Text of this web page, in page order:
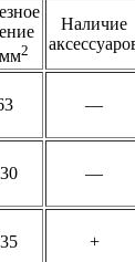
2
Наличие
—
—
+